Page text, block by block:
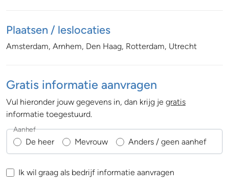
Plaatsen / leslocaties
Amsterdam, Arnhem, Den Haag, Rotterdam, Utrecht
Gratis informatie aanvragen
Vul hieronder jouw gegevens in, dan krijg je gratis
informatie toegestuurd.
De heer Mevrouw Anders / geen aanhef
Aanhef
Ik wil graag als bedrijf informatie aanvragen